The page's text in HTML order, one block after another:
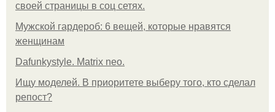
своей страницы в соц сетях.
Мужской гардероб: 6 вещей, которые нравятся
женщинам
Dafunkystyle. Matrix neo.
Ищу моделей. В приоритете выберу того, кто сделал
репост?